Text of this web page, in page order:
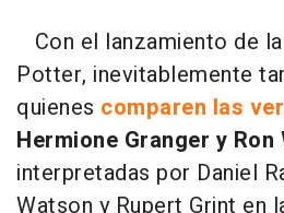
Con el lanzamiento de
Potter, inevitablemente
quienes comparen las
Hermione Granger y Ron
interpretadas por Daniel
Watson y Rupert Grint en